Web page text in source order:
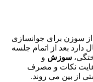
سوزن برای جوانسازی
دارد بعد از اتمام جلسه
سوزش و
نکات و مصرف
از بین می روند.